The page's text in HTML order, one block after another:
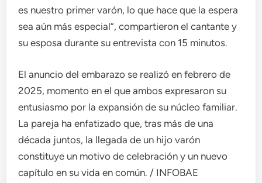
es nuestro primer varón, lo que hace que la espera
sea aún más especial”, compartieron el cantante y
su esposa durante su entrevista con 15 minutos.
El anuncio del embarazo se realizó en febrero de
2025, momento en el que ambos expresaron su
entusiasmo por la expansión de su núcleo familiar.
La pareja ha enfatizado que, tras más de una
década juntos, la llegada de un hijo varón
constituye un motivo de celebración y un nuevo
capítulo en su vida en común. / INFOBAE